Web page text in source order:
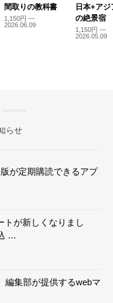
間取りの教科書
1,150円 —
2026.06.09
日本+アジ
の絶景宿
1,150円 —
2026.05.09
らせ
が定期購読できるアプ
トが新しくなりまし
…
編集部が提供するwebマ